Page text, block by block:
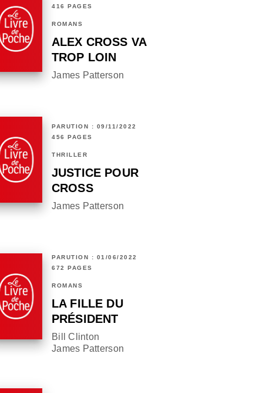
416 PAGES
ROMANS
ALEX CROSS VA
TROP LOIN
James Patterson
PARUTION : 09/11/2022
456 PAGES
THRILLER
JUSTICE POUR
CROSS
James Patterson
PARUTION : 01/06/2022
672 PAGES
ROMANS
LA FILLE DU
PRÉSIDENT
Bill Clinton
James Patterson